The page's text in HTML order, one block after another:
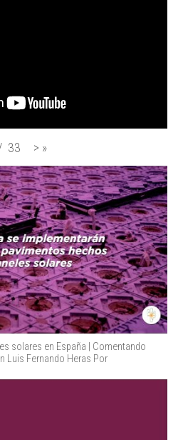
33 > »
solares en España | Comentando
Luis Fernando Heras Por